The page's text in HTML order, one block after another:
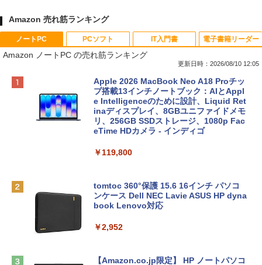
Amazon 売れ筋ランキング
ノートPC
Amazon ノートPC の売れ筋ランキング
更新日時：2026/08/10 12:05
Apple 2026 MacBook Neo A18 Proチッ
プ搭載13インチノートブック：AIとAppl
e Intelligenceのために設計、Liquid Ret
inaディスプレイ、8GBユニファイドメモ
リ、256GB SSDストレージ、1080p Fac
eTime HDカメラ - インディゴ
￥119,800
tomtoc 360°保護 15.6 16インチ パソコ
ンケース Dell NEC Lavie ASUS HP dyna
book Lenovo対応
￥2,952
【Amazon.co.jp限定】 HP ノートパソコ
PCソフト IT入門書 電子書籍リーダー